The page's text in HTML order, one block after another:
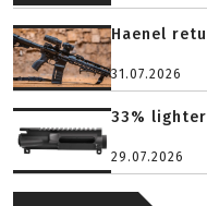
Haenel
31.07.2026
33%
29.07.2026